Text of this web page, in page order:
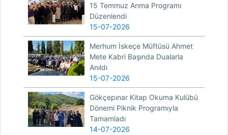
15 Temmuz Anma Programı
Düzenlendi
15-07-2026
Merhum İskeçe Müftüsü Ahmet
Mete Kabri Başında Dualarla
Anıldı
15-07-2026
Gökçepınar Kitap Okuma Kulübü
Dönemi Piknik Programıyla
Tamamladı
14-07-2026